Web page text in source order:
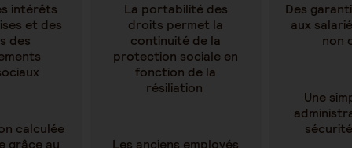
intérêts
et des
des
calculée
grâce au
La portabilité des
droits permet la
continuité de la
protection sociale en
fonction de la
résiliation
Les anciens employés
Des
aux
non
Une